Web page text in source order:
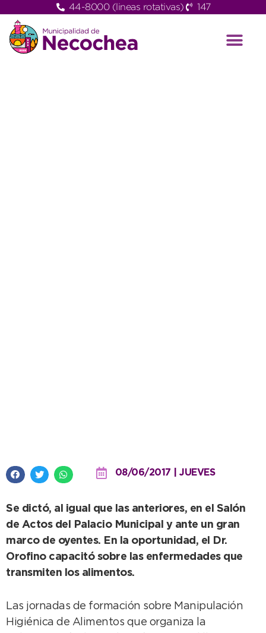
44-8000 (lineas rotativas) 147
08/06/2017 | JUEVES
Se dictó, al igual que las anteriores, en el Salón
de Actos del Palacio Municipal y ante un gran
marco de oyentes. En la oportunidad, el Dr.
Orofino capacitó sobre las enfermedades que
transmiten los alimentos.
Las jornadas de formación sobre Manipulación
Higiénica de Alimentos que organiza la